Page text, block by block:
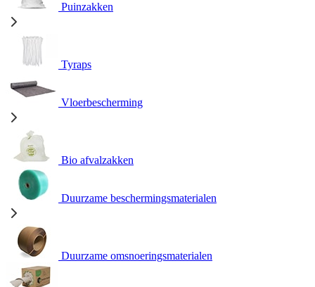
Puinzakken
Tyraps
Vloerbescherming
Bio afvalzakken
Duurzame beschermingsmaterialen
Duurzame omsnoeringsmaterialen